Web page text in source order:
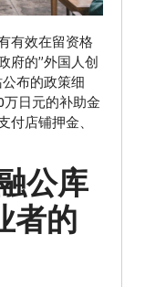
有效在留资格
府的”外国人创
布的政策细
日元的补助金
付店铺押金、
公库
者的